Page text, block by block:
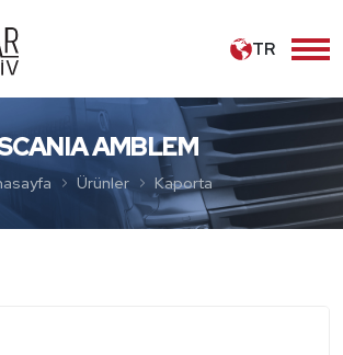
TR
AMBLEM
Ürünler Kaporta